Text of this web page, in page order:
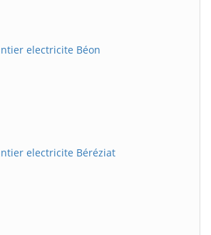
electricite Béon
electricite Béréziat